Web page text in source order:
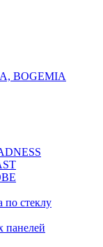
BOGEMIA
по стеклу
панелей